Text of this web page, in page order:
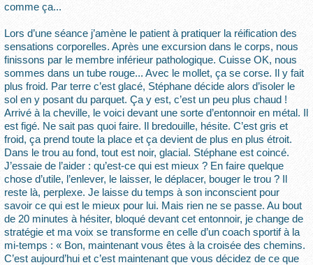
comme ça...
Lors d’une séance j’amène le patient à pratiquer la réification des
sensations corporelles. Après une excursion dans le corps, nous
finissons par le membre inférieur pathologique. Cuisse OK, nous
sommes dans un tube rouge... Avec le mollet, ça se corse. Il y fait
plus froid. Par terre c’est glacé, Stéphane décide alors d’isoler le
sol en y posant du parquet. Ça y est, c’est un peu plus chaud !
Arrivé à la cheville, le voici devant une sorte d’entonnoir en métal. Il
est figé. Ne sait pas quoi faire. Il bredouille, hésite. C’est gris et
froid, ça prend toute la place et ça devient de plus en plus étroit.
Dans le trou au fond, tout est noir, glacial. Stéphane est coincé.
J’essaie de l’aider : qu’est-ce qui est mieux ? En faire quelque
chose d’utile, l’enlever, le laisser, le déplacer, bouger le trou ? Il
reste là, perplexe. Je laisse du temps à son inconscient pour
savoir ce qui est le mieux pour lui. Mais rien ne se passe. Au bout
de 20 minutes à hésiter, bloqué devant cet entonnoir, je change de
stratégie et ma voix se transforme en celle d’un coach sportif à la
mi-temps : « Bon, maintenant vous êtes à la croisée des chemins.
C’est aujourd’hui et c’est maintenant que vous décidez de ce que